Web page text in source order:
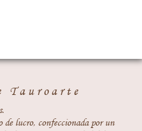
Tauroarte
lucro, confeccionada por un